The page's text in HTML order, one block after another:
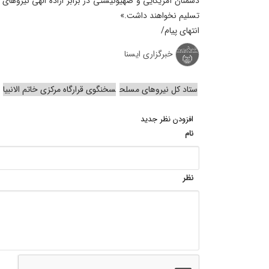
تسلیم نخواهند داشت.»
انتهای پیام/
خبرگزاری ایسنا
ستاد کل نیروهای مسلح سخنگوی قرارگاه مرکزی خاتم الانبیا
افزودن نظر جدید
نام
نظر